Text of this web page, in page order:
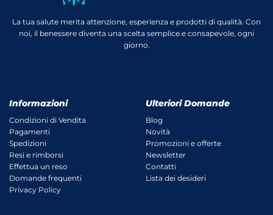
La tua salute merita attenzione, esperienza e prodotti di qualità. Con
noi, il benessere diventa una scelta semplice e consapevole, ogni
giorno.
Informazioni
Condizioni di Vendita
Pagamenti
Spedizioni
Resi e rimborsi
Effettua un reso
Domande frequenti
Privacy Policy
Ulteriori Domande
Blog
Novità
Promozioni e offerte
Newsletter
Contatti
Lista dei desideri